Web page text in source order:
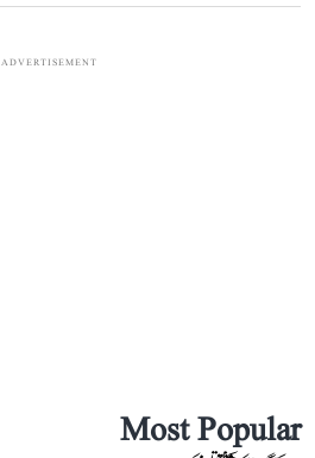
ADVERTISEMENT
Most Popular